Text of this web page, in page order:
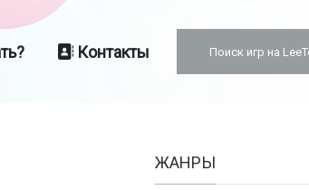
Контакты
ЖАНРЫ